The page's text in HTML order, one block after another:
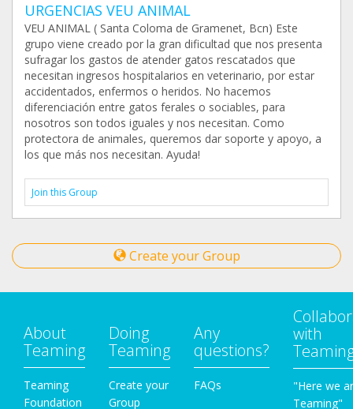
URGENCIAS VEU ANIMAL
VEU ANIMAL ( Santa Coloma de Gramenet, Bcn) Este
grupo viene creado por la gran dificultad que nos presenta
sufragar los gastos de atender gatos rescatados que
necesitan ingresos hospitalarios en veterinario, por estar
accidentados, enfermos o heridos. No hacemos
diferenciación entre gatos ferales o sociables, para
nosotros son todos iguales y nos necesitan. Como
protectora de animales, queremos dar soporte y apoyo, a
los que más nos necesitan. Ayuda!
Join this Group
Create your Group
About
Teaming
Teaming
Foundation
Doing
Teaming
Create your
Group
Any
questions?
FAQs
with
"Here we
Teaming"